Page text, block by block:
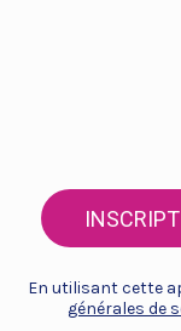
En utilisant cette
générales de